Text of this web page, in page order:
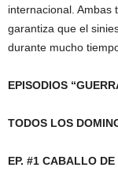
internacional. Ambas
garantiza que el
durante mucho
EPISODIOS
TODOS LOS
EP. #1 CABALLO